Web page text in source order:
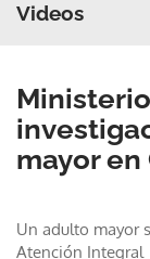
Videos
mayor en
Un adulto mayor
Atención Integral